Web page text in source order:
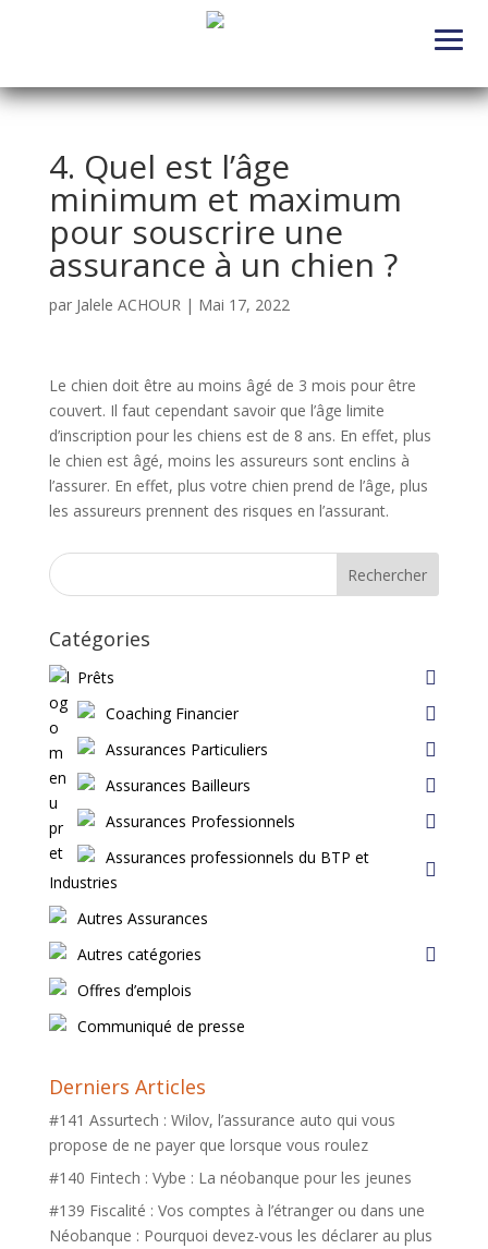
4. Quel est l’âge
minimum et maximum
pour souscrire une
assurance à un chien ?
par Jalele ACHOUR| Mai 17, 2022
Le chien doit être au moins âgé de 3 mois pour être
couvert. Il faut cependant savoir que l’âge limite
d’inscription pour les chiens est de 8 ans. En effet, plus
le chien est âgé, moins les assureurs sont enclins à
l’assurer. En effet, plus votre chien prend de l’âge, plus
les assureurs prennent des risques en l’assurant.
Rechercher
Catégories
Prêts
Coaching Financier
Assurances Particuliers
Assurances Bailleurs
Assurances Professionnels
Assurances professionnels du BTP et
Industries
Autres Assurances
Autres catégories
Offres d’emplois
Communiqué de presse
Derniers Articles
#141 Assurtech : Wilov, l’assurance auto qui vous
propose de ne payer que lorsque vous roulez
#140 Fintech : Vybe : La néobanque pour les jeunes
#139 Fiscalité : Vos comptes à l’étranger ou dans une
Néobanque : Pourquoi devez-vous les déclarer au plus